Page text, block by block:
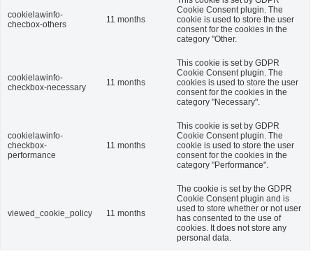
cookielawinfo-
checbox-others
11 months
Cookie Consent plugin. The
cookie is used to store the user
consent for the cookies in the
category "Other.
cookielawinfo-
checkbox-necessary
11 months
This cookie is set by GDPR
Cookie Consent plugin. The
cookies is used to store the user
consent for the cookies in the
category "Necessary".
cookielawinfo-
checkbox-
performance
11 months
This cookie is set by GDPR
Cookie Consent plugin. The
cookie is used to store the user
consent for the cookies in the
category "Performance".
viewed_cookie_policy 11 months
The cookie is set by the GDPR
Cookie Consent plugin and is
used to store whether or not user
has consented to the use of
cookies. It does not store any
personal data.